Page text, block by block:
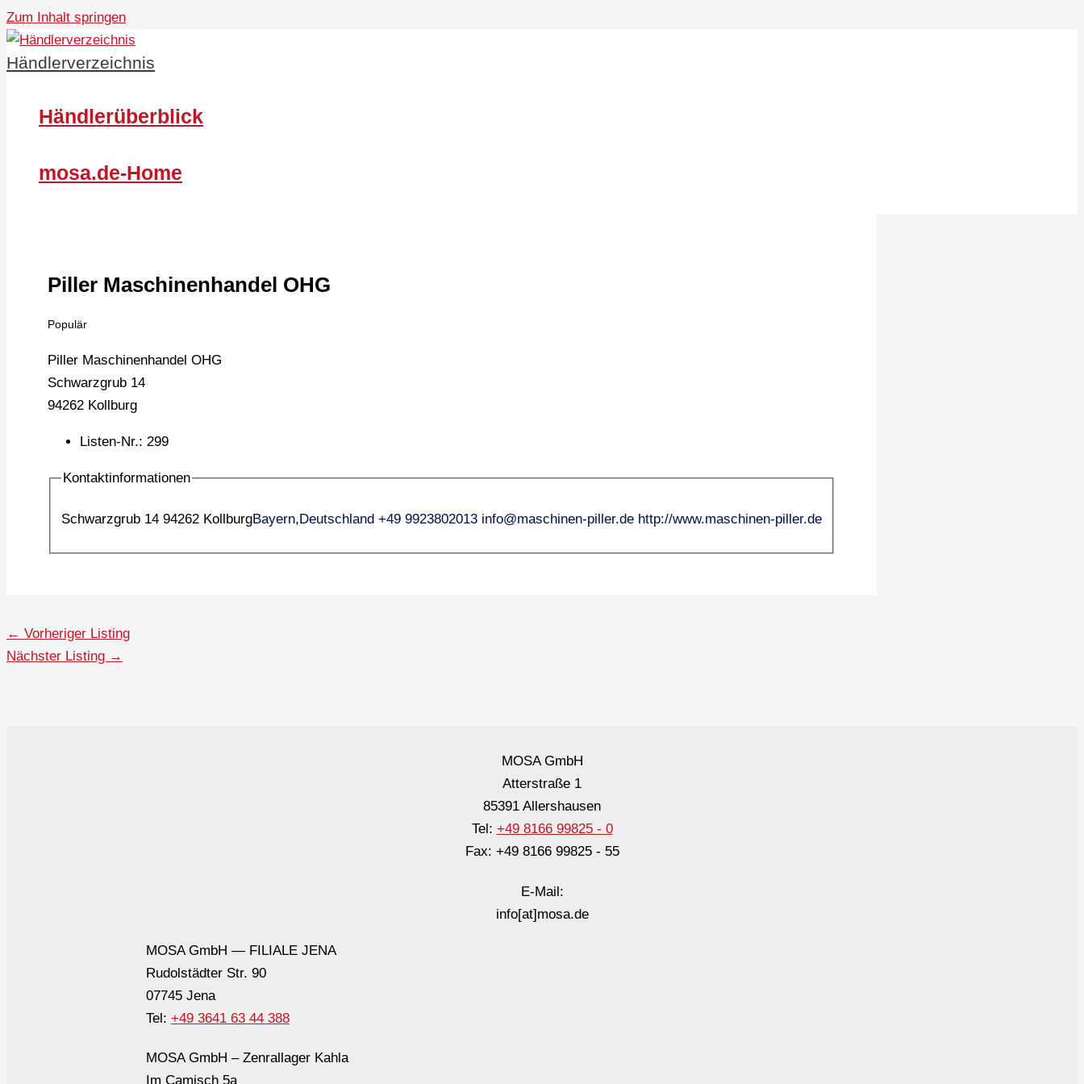
Zum Inhalt springen
Händlerverzeichnis
Händlerüberblick
mosa.de-Home
Piller Maschinenhandel OHG
Populär
Piller Maschinenhandel OHG
Schwarzgrub 14
94262 Kollburg
Listen-Nr.: 299
Kontaktinformationen
Schwarzgrub 14 94262 KollburgBayern,Deutschland +49 9923802013 info@maschinen-piller.de http://www.maschinen-piller.de
← Vorheriger Listing
Nächster Listing →
MOSA GmbH
Atterstraße 1
85391 Allershausen
Tel: +49 8166 99825 - 0
Fax: +49 8166 99825 - 55
E-Mail:
info[at]mosa.de
MOSA GmbH — FILIALE JENA
Rudolstädter Str. 90
07745 Jena
Tel: +49 3641 63 44 388
MOSA GmbH – Zenrallager Kahla
Im Camisch 5a